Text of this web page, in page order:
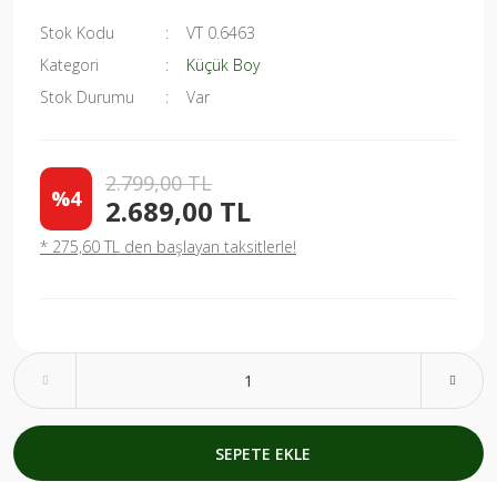
Stok Kodu
VT 0.6463
Kategori
Küçük Boy
Stok Durumu
Var
%4
2.799,00 TL
2.689,00 TL
* 275,60 TL den başlayan taksitlerle!
SEPETE EKLE